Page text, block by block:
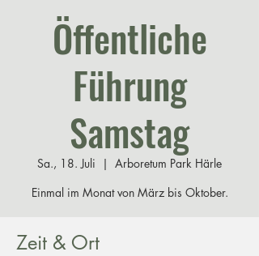
Öffentliche
Führung
Samstag
Sa., 18. Juli
  |
Arboretum Park Härle
Einmal im Monat von März bis Oktober.
Zeit & Ort